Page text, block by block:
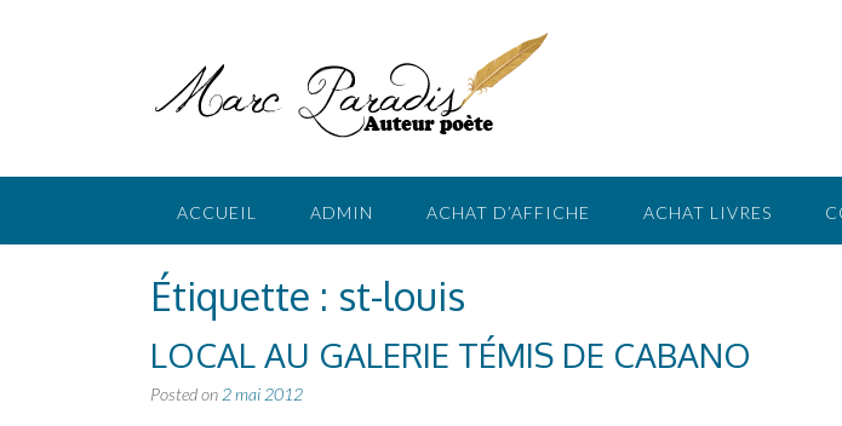
ACCUEIL ADMIN ACHAT D’AFFICHE ACHAT LIVRES
Étiquette : st-louis
LOCAL AU GALERIE TÉMIS DE CABANO
Posted on 2 mai 2012